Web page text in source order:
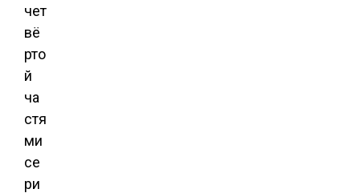
чет
вё
рто
й
ча
стя
ми
се
ри